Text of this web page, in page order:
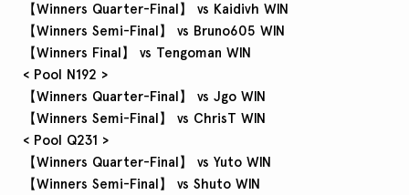
【Winners Quarter-Final】 vs Kaidivh WIN
【Winners Semi-Final】 vs Bruno605 WIN
【Winners Final】 vs Tengoman WIN
< Pool N192 >
【Winners Quarter-Final】 vs Jgo WIN
【Winners Semi-Final】 vs ChrisT WIN
< Pool Q231 >
【Winners Quarter-Final】 vs Yuto WIN
【Winners Semi-Final】 vs Shuto WIN